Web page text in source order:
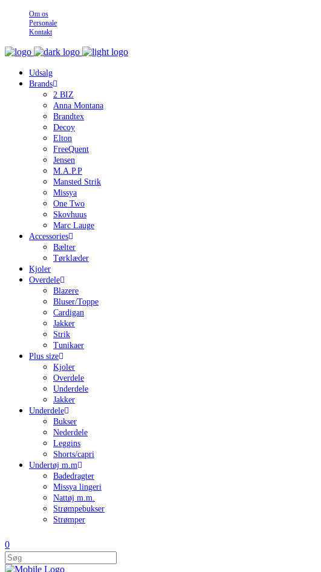
Om os
Personale
Kontakt
Udsalg
Brands
2 BIZ
Anna Montana
Brandtex
Decoy
Elton
FreeQuent
Jensen
M.A.P.P
Mansted Strik
Missya
One Two
Skovhuus
Marc Lauge
Accessories
Bælter
Tørklæder
Kjoler
Overdele
Blazere
Bluser/Toppe
Cardigan
Jakker
Strik
Tunikaer
Plus size
Kjoler
Overdele
Underdele
Jakker
Underdele
Bukser
Nederdele
Leggins
Shorts/capri
Undertøj m.m
Badedragter
Missya lingeri
Nattøj m.m.
Strømpebukser
Strømper
0